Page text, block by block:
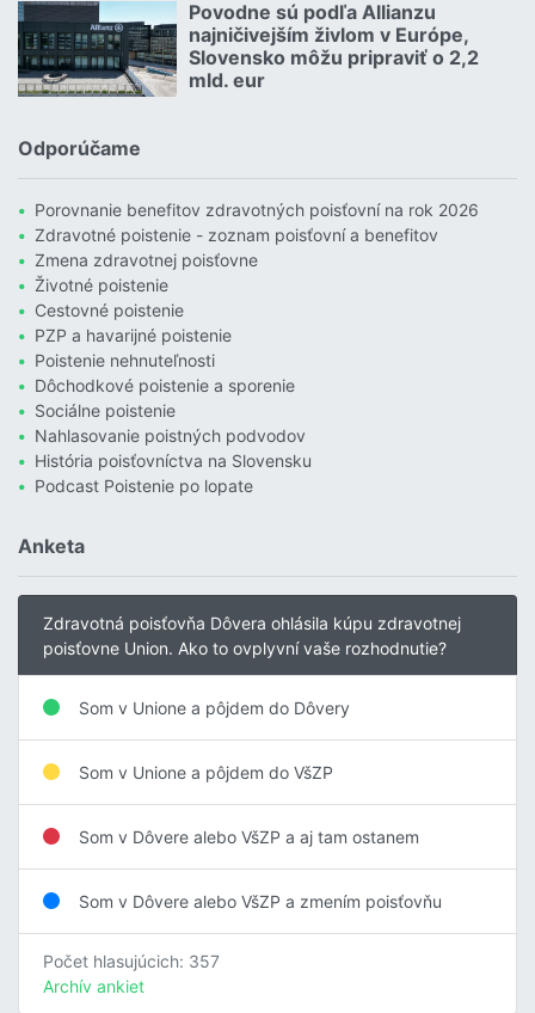
Povodne sú podľa Allianzu
najničivejším živlom v Európe,
Slovensko môžu pripraviť o 2,2
mld. eur
23.07.2026 |
Odporúčame
Porovnanie benefitov zdravotných poisťovní na rok 2026
Zdravotné poistenie - zoznam poisťovní a benefitov
Zmena zdravotnej poisťovne
Životné poistenie
Cestovné poistenie
PZP a havarijné poistenie
Poistenie nehnuteľnosti
Dôchodkové poistenie a sporenie
Sociálne poistenie
Nahlasovanie poistných podvodov
História poisťovníctva na Slovensku
Podcast Poistenie po lopate
Anketa
Zdravotná poisťovňa Dôvera ohlásila kúpu zdravotnej
poisťovne Union. Ako to ovplyvní vaše rozhodnutie?
Som v Unione a pôjdem do Dôvery
Som v Unione a pôjdem do VšZP
Som v Dôvere alebo VšZP a aj tam ostanem
Som v Dôvere alebo VšZP a zmením poisťovňu
Počet hlasujúcich: 357
Archív ankiet